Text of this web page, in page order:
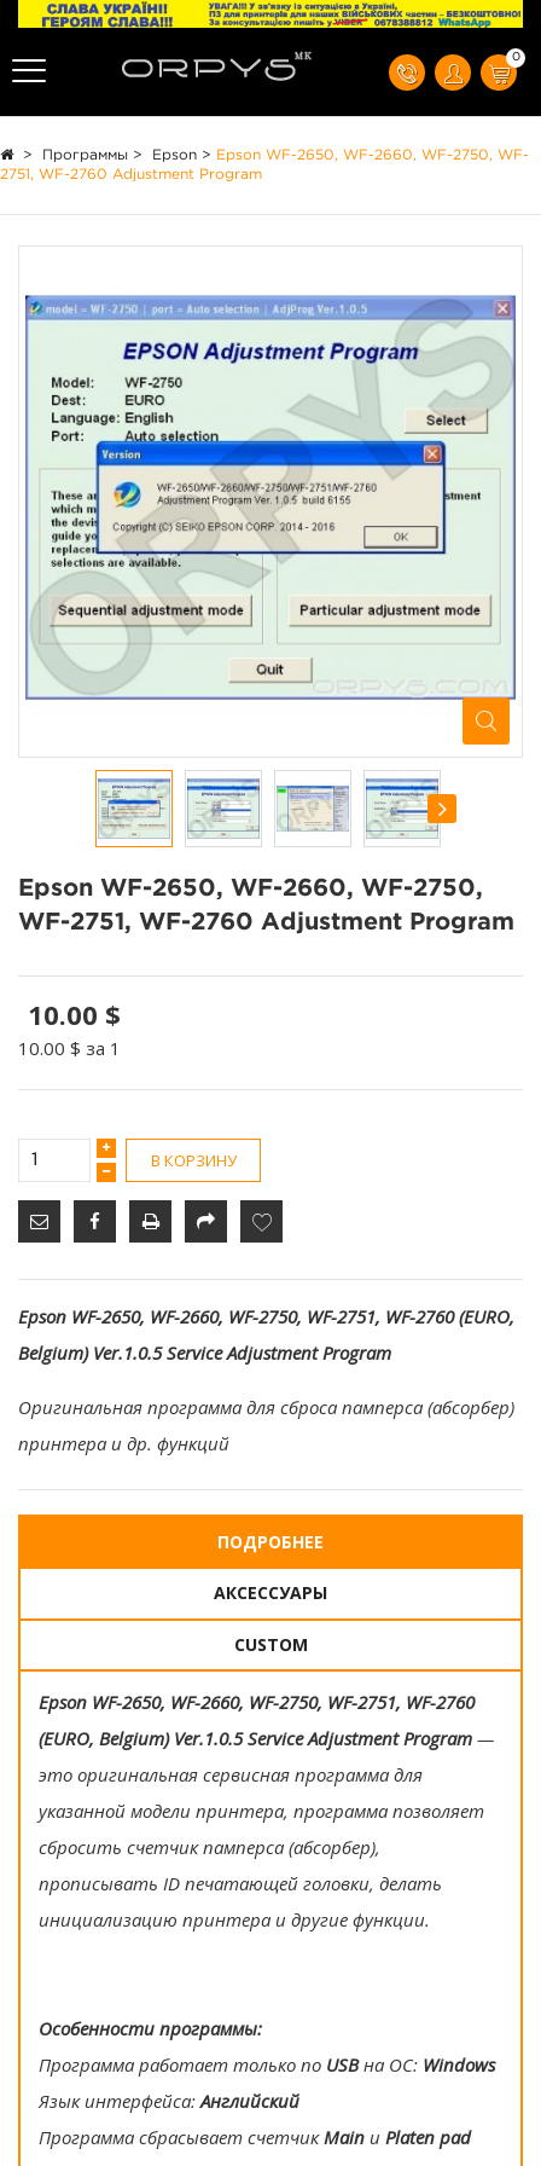
0
> Программы > Epson >
Epson WF-2650, WF-2660, WF-2750, WF-
2751, WF-2760 Adjustment Program
Epson WF-2650, WF-2660, WF-2750,
WF-2751, WF-2760 Adjustment Program
10.00 $
10.00 $ за 1
В КОРЗИНУ
Epson WF-2650, WF-2660, WF-2750, WF-2751, WF-2760 (EURO,
Belgium) Ver.1.0.5 Service Adjustment Program
Оригинальная программа для сброса памперса (абсорбер)
принтера и др. функций
ПОДРОБНЕЕ
АКСЕССУАРЫ
CUSTOM
Epson WF-2650, WF-2660, WF-2750, WF-2751, WF-2760
(EURO, Belgium) Ver.1.0.5 Service Adjustment Program —
это оригинальная сервисная программа для
указанной модели принтера, программа позволяет
сбросить счетчик памперса (абсорбер),
прописывать ID печатающей головки, делать
инициализацию принтера и другие функции.
Особенности программы:
Программа работает только по USBна ОС: Windows
Язык интерфейса:Английский
Программа сбрасывает счетчикMain и Platen pad